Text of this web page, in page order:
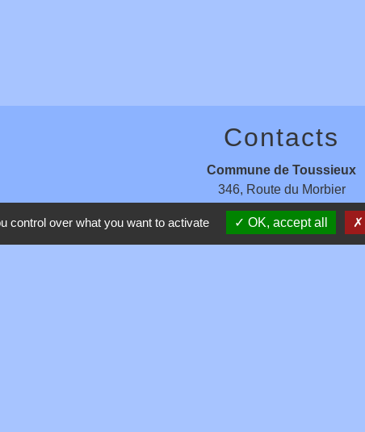
Contacts
Commune de Toussieux
346, Route du Morbier
01600 Toussieux - FRANCE
+33 4 74 00 19 03
control over what you want to activate OK, accept all